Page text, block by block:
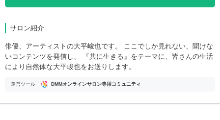
サロン紹介
俳優、アーティストの大平峻也です。 ここでしか見れない、聞けな
いコンテンツを発信し、 『共に生きる』をテーマに、皆さんの生活
により自然体な大平峻也をお送りします。
運営ツール DMMオンラインサロン専用コミュニティ